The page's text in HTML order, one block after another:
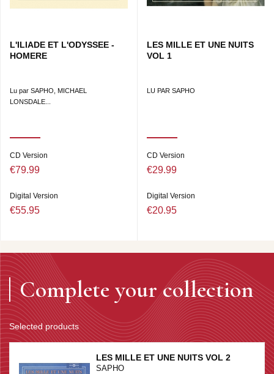
L'ILIADE ET L'ODYSSEE -
HOMERE
Lu par SAPHO, MICHAEL
LONSDALE...
CD Version
€79.99
Digital Version
€55.95
LES MILLE ET UNE NUITS
VOL 1
LU PAR SAPHO
CD Version
€29.99
Digital Version
€20.95
Complete your collection
Selected products
LES MILLE ET UNE NUITS VOL 2
SAPHO